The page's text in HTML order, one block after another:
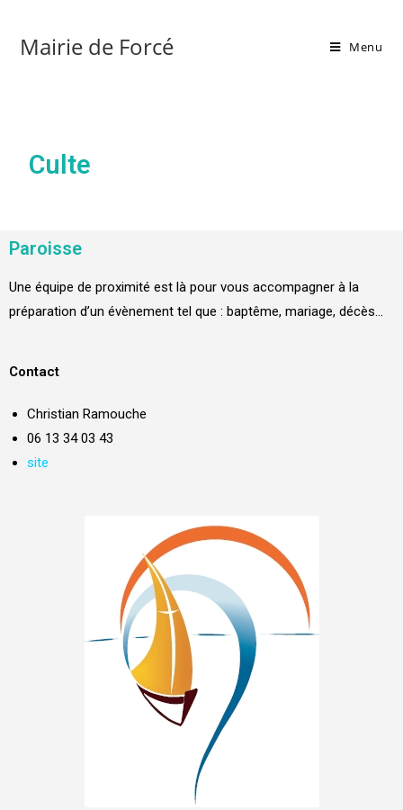
Mairie de Forcé Menu
Culte
Paroisse
Une équipe de proximité est là pour vous accompagner à la
préparation d’un évènement tel que : baptême, mariage, décès…
Contact
Christian Ramouche
06 13 34 03 43
site